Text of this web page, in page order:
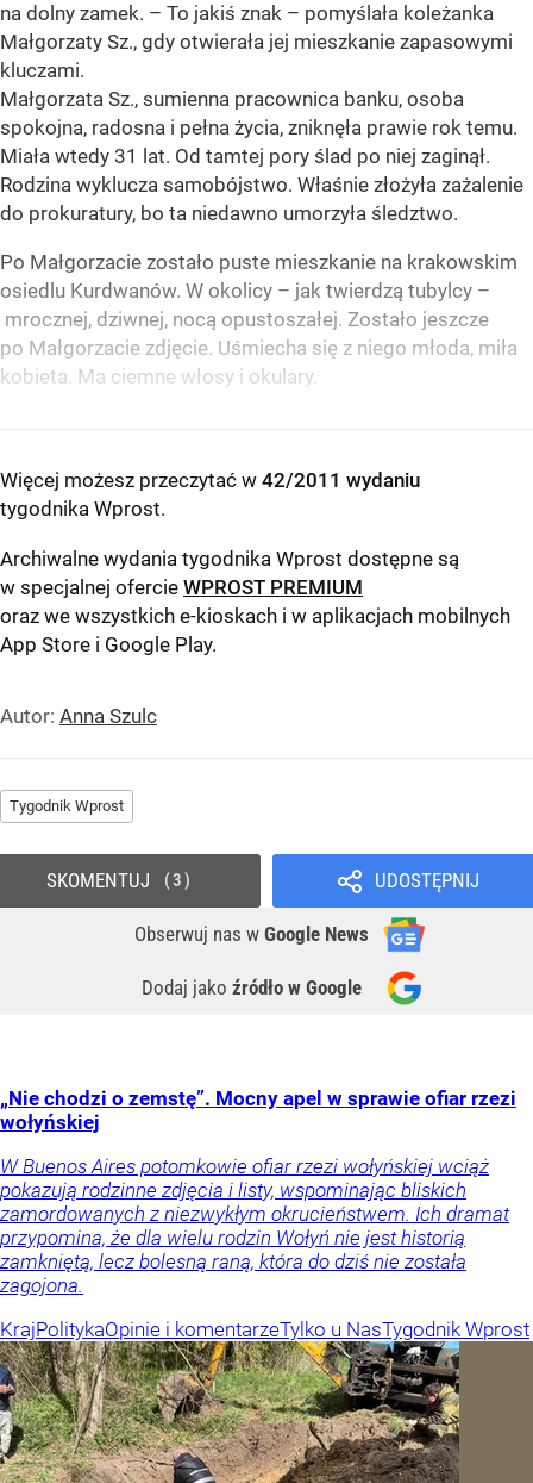
na dolny zamek. – To jakiś znak – pomyślała koleżanka
Małgorzaty Sz., gdy otwierała jej mieszkanie zapasowymi
kluczami.
Małgorzata Sz., sumienna pracownica banku, osoba
spokojna, radosna i pełna życia, zniknęła prawie rok temu.
Miała wtedy 31 lat. Od tamtej pory ślad po niej zaginął.
Rodzina wyklucza samobójstwo. Właśnie złożyła zażalenie
do prokuratury, bo ta niedawno umorzyła śledztwo.
Po Małgorzacie zostało puste mieszkanie na krakowskim
osiedlu Kurdwanów. W okolicy – jak twierdzą tubylcy –
mrocznej, dziwnej, nocą opustoszałej. Zostało jeszcze
po Małgorzacie zdjęcie. Uśmiecha się z niego młoda, miła
kobieta. Ma ciemne włosy i okulary.
Więcej możesz przeczytać w 42/2011 wydaniu
tygodnika Wprost.
Archiwalne wydania tygodnika Wprost dostępne są
w specjalnej ofercie WPROST PREMIUM
oraz we wszystkich e-kioskach i w aplikacjach mobilnych
App Store i Google Play.
Autor: Anna Szulc
Tygodnik Wprost
UDOSTĘPNIJ
Obserwuj nas w Google News
Dodaj jako źródło w Google
SKOMENTUJ 3
„Nie chodzi o zemstę”. Mocny apel w sprawie ofiar rzezi
wołyńskiej
W Buenos Aires potomkowie ofiar rzezi wołyńskiej wciąż
pokazują rodzinne zdjęcia i listy, wspominając bliskich
zamordowanych z niezwykłym okrucieństwem. Ich dramat
przypomina, że dla wielu rodzin Wołyń nie jest historią
zamkniętą, lecz bolesną raną, która do dziś nie została
zagojona.
KrajPolitykaOpinie i komentarzeTylko u NasTygodnik Wprost